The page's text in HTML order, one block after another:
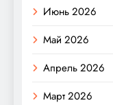
Июнь 2026
Май 2026
Апрель 2026
Март 2026